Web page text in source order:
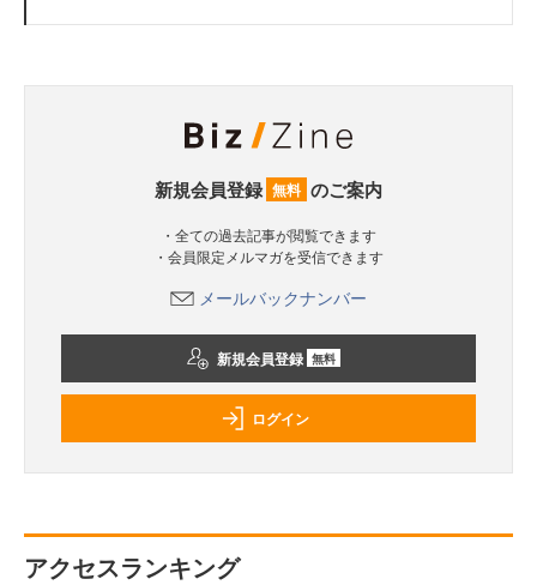
新規会員登録 無料 のご案内
・全ての過去記事が閲覧できます
・会員限定メルマガを受信できます
メールバックナンバー
新規会員登録 無料
ログイン
アクセスランキング